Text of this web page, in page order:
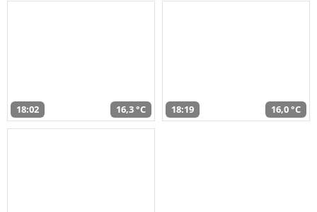
18:02 16,3 °C 18:19 16,0 °C